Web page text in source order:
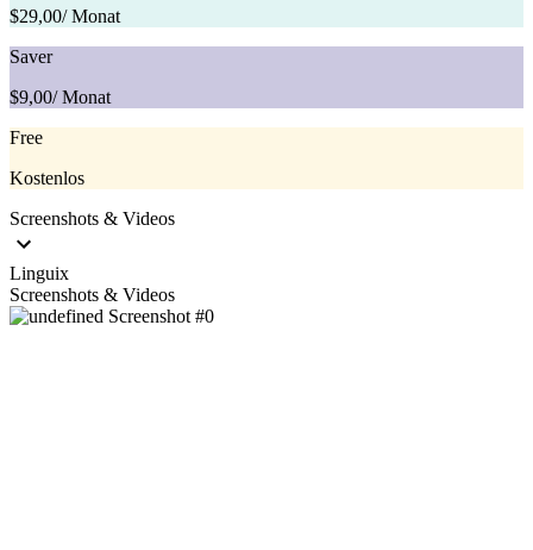
$29,00/ Monat
Saver
$9,00/ Monat
Free
Kostenlos
Screenshots & Videos
Linguix
Screenshots & Videos